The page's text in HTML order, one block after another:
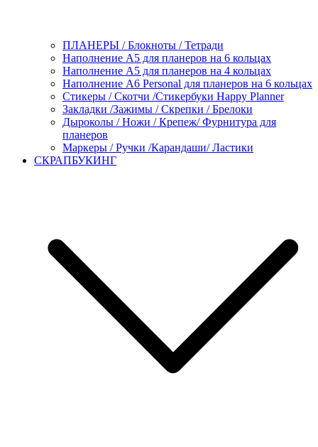
ПЛАНЕРЫ / Блокноты / Тетради
Наполнение А5 для планеров на 6 кольцах
Наполнение А5 для планеров на 4 кольцах
Наполнение А6 Personal для планеров на 6 кольцах
Стикеры / Скотчи /Стикербуки Happy Planner
Закладки /Зажимы / Скрепки / Брелоки
Дыроколы / Ножи / Крепеж/ Фурнитура для
планеров
Маркеры / Ручки /Карандаши/ Ластики
СКРАПБУКИНГ